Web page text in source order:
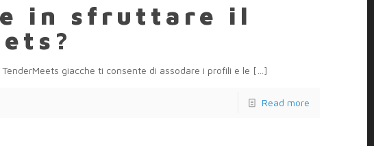
in sfruttare il
giacche ti consente di assodare i profili e le […]
Read more